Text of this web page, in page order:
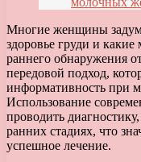
Многие женщины
здоровье груди и
раннего обнаружения
передовой подход,
информативность при
Использование
проводить
ранних стадиях, что
успешное лечение.